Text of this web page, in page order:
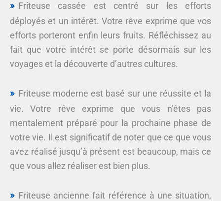
Friteuse cassée est centré sur les efforts
déployés et un intérêt. Votre rêve exprime que vos
efforts porteront enfin leurs fruits. Réfléchissez au
fait que votre intérêt se porte désormais sur les
voyages et la découverte d’autres cultures.
Friteuse moderne est basé sur une réussite et la
vie. Votre rêve exprime que vous n’êtes pas
mentalement préparé pour la prochaine phase de
votre vie. Il est significatif de noter que ce que vous
avez réalisé jusqu’à présent est beaucoup, mais ce
que vous allez réaliser est bien plus.
Friteuse ancienne fait référence à une situation,